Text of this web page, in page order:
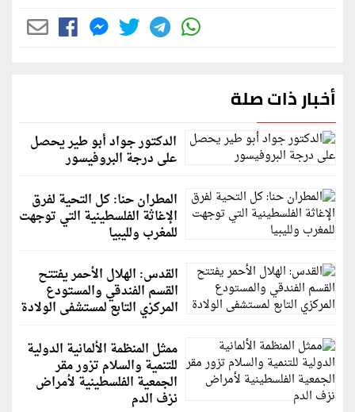
أخبار ذات صلة
الدكتور جواد أبو طير يحصل
على درجة البروفيسور
المطران حنا: كل التحية لفرق
الإغاثة الفلسطينية التي توجهت
للمغرب ولليبيا
القدس: الهلال الأحمر يفتتح
القسم الفندقي والمستودع
المركزي التابع لمستشفى الولادة
ممثل المنظمة الألمانية الدولية
للتنمية والسلام تزور مقر
الجمعية الفلسطينية لأمراض
نزف الدم